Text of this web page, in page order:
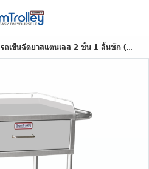
รถเข็นฉีดยาสแตนเลส 2 ชั้น 1 ลิ้นชัก (Anesthesia Cart)